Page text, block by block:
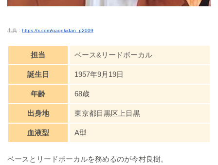
出典： https://x.com/gagekidan_p2009
担当 ベース&リードボーカル
誕生日 1957年9月19日
年齢 68歳
出身地 東京都目黒区上目黒
血液型 A型
ベースとリードボーカルを務めるのが今村良樹。